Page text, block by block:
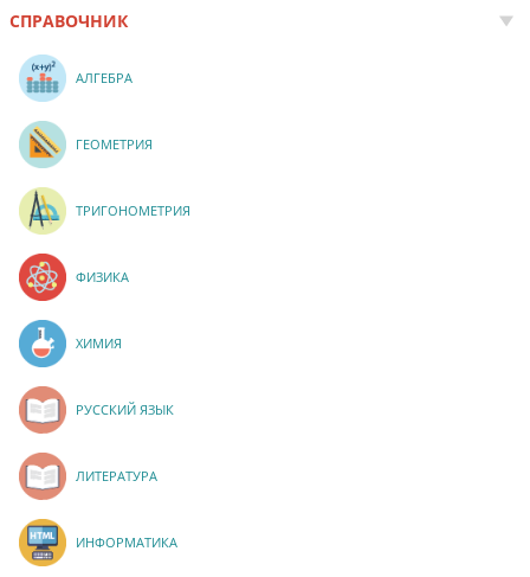
СПРАВОЧНИК
АЛГЕБРА
ГЕОМЕТРИЯ
ТРИГОНОМЕТРИЯ
ФИЗИКА
ХИМИЯ
РУССКИЙ ЯЗЫК
ЛИТЕРАТУРА
ИНФОРМАТИКА